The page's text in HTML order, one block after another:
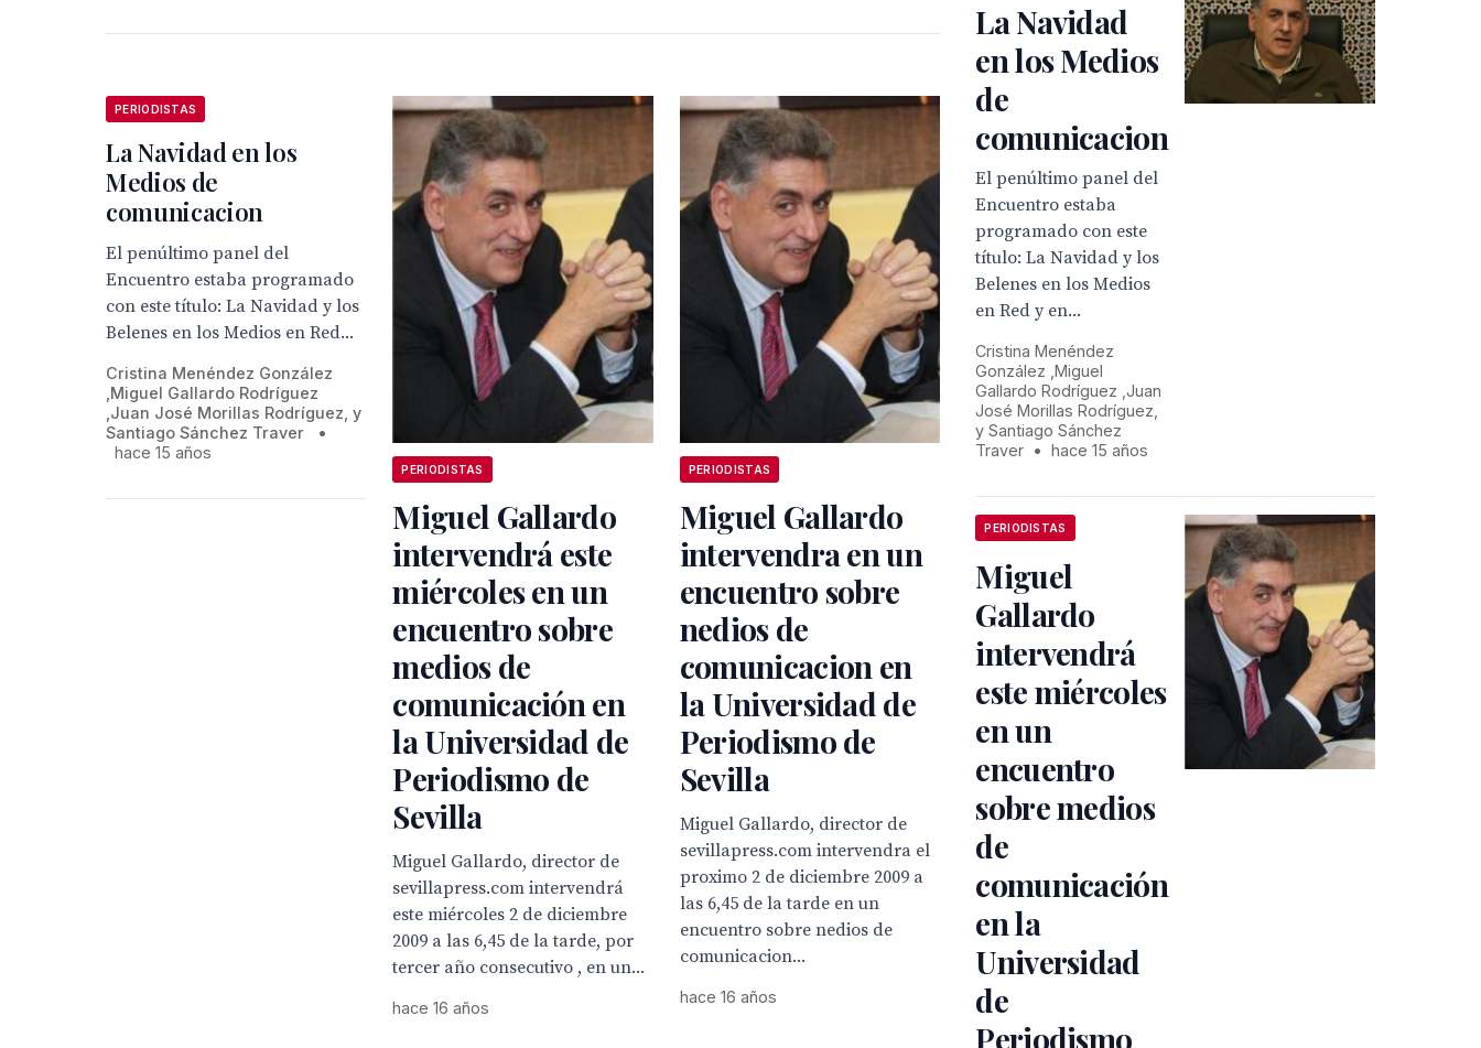
PERIODISTAS
La Navidad en los
Medios de
comunicacion
El penúltimo panel del
Encuentro estaba programado
con este título: La Navidad y los
Belenes en los Medios en Red...
Cristina Menéndez González
,Miguel Gallardo Rodríguez
,Juan José Morillas Rodríguez, y
Santiago Sánchez Traver
•
hace 15 años
PERIODISTAS
Miguel Gallardo
intervendrá este
miércoles en un
encuentro sobre
medios de
comunicación en
la Universidad de
Periodismo de
Sevilla
Miguel Gallardo, director de
sevillapress.com intervendrá
este miércoles 2 de diciembre
2009 a las 6,45 de la tarde, por
tercer año consecutivo , en un...
hace 16 años
PERIODISTAS
Miguel Gallardo
intervendra en un
encuentro sobre
nedios de
comunicacion en
la Universidad de
Periodismo de
Sevilla
Miguel Gallardo, director de
sevillapress.com intervendra el
proximo 2 de diciembre 2009 a
las 6,45 de la tarde en un
encuentro sobre nedios de
comunicacion...
hace 16 años
La Navidad
en los Medios
de
comunicacion
El penúltimo panel del
Encuentro estaba
programado con este
título: La Navidad y los
Belenes en los Medios
en Red y en...
Cristina Menéndez
González ,Miguel
Gallardo Rodríguez ,Juan
José Morillas Rodríguez,
y Santiago Sánchez
Traver • hace 15 años
PERIODISTAS
Miguel
Gallardo
intervendrá
este miércoles
en un
encuentro
sobre medios
de
comunicación
en la
Universidad
de
Periodismo